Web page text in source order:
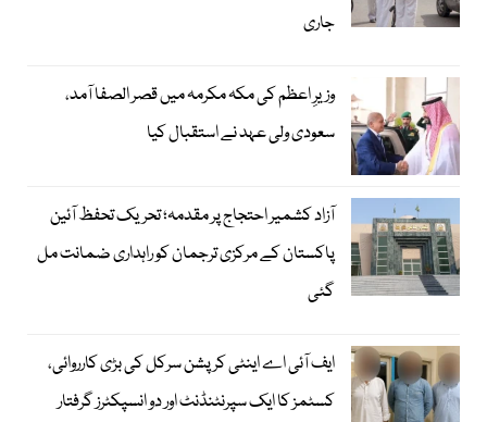
جاری
وزیرِ اعظم کی مکہ مکرمہ میں قصر الصفا آمد،
سعودی ولی عہد نے استقبال کیا
آزاد کشمیر احتجاج پر مقدمہ؛ تحریک تحفظ آئین
پاکستان کے مرکزی ترجمان کو راہداری ضمانت مل
گئی
ایف آئی اے اینٹی کرپشن سرکل کی بڑی کارروائی،
کسٹمز کا ایک سپرنٹنڈنٹ اور دو انسپکٹرز گرفتار